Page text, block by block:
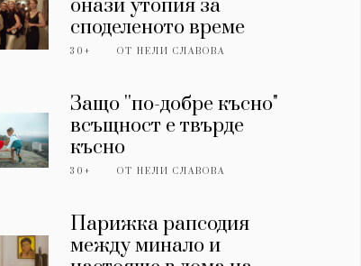
онази утопия за
споделеното време
30+ ОТНЕЛИ СЛАВОВА
Защо ''по-добре късно"
всъщност е твърде
късно
30+ ОТНЕЛИ СЛАВОВА
Парижка рапсодия
между минало и